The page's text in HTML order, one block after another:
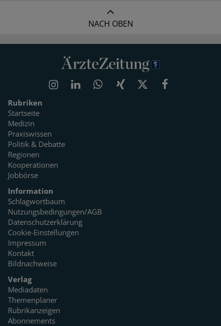
NACH OBEN
Rubriken
Startseite
Medizin
Praxiswissen
Politik & Debatte
Regionen
Kooperationen
Jobbörse
Information
Schlagwortbaum
Nutzungsbedingungen/AGB
Datenschutzerklärung
Cookie-Einstellungen
Impressum
Kontakt
Bildnachweise
Verlag
Mediadaten
Themenplaner
Rubrikanzeigen
Abonnements